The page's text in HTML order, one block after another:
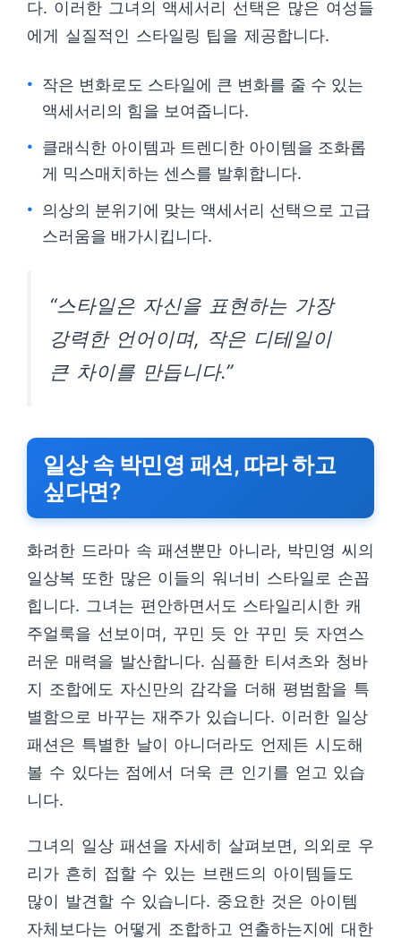
다. 이러한 그녀의 액세서리 선택은 많은 여성들
에게 실질적인 스타일링 팁을 제공합니다.
작은 변화로도 스타일에 큰 변화를 줄 수 있는
액세서리의 힘을 보여줍니다.
클래식한 아이템과 트렌디한 아이템을 조화롭
게 믹스매치하는 센스를 발휘합니다.
의상의 분위기에 맞는 액세서리 선택으로 고급
스러움을 배가시킵니다.
“스타일은 자신을 표현하는 가장
강력한 언어이며, 작은 디테일이
큰 차이를 만듭니다.”
일상 속 박민영 패션, 따라 하고
싶다면?
화려한 드라마 속 패션뿐만 아니라, 박민영 씨의
일상복 또한 많은 이들의 워너비 스타일로 손꼽
힙니다. 그녀는 편안하면서도 스타일리시한 캐
주얼룩을 선보이며, 꾸민 듯 안 꾸민 듯 자연스
러운 매력을 발산합니다. 심플한 티셔츠와 청바
지 조합에도 자신만의 감각을 더해 평범함을 특
별함으로 바꾸는 재주가 있습니다. 이러한 일상
패션은 특별한 날이 아니더라도 언제든 시도해
볼 수 있다는 점에서 더욱 큰 인기를 얻고 있습
니다.
그녀의 일상 패션을 자세히 살펴보면, 의외로 우
리가 흔히 접할 수 있는 브랜드의 아이템들도
많이 발견할 수 있습니다. 중요한 것은 아이템
자체보다는 어떻게 조합하고 연출하는지에 대한